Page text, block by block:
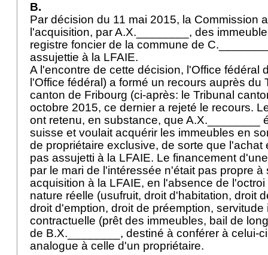
B.
Par décision du 11 mai 2015, la Commission
l'acquisition, par A.X.________, des
registre foncier de la commune de
assujettie à la LFAIE.
A l'encontre de cette décision, l'Office fédéral
l'Office fédéral) a formé un recours auprès du
canton de Fribourg (ci-après: le Tribunal
octobre 2015, ce dernier a rejeté le recours.
ont retenu, en substance, que A.X.________
suisse et voulait acquérir les immeubles en
de propriétaire exclusive, de sorte que l'achat
pas assujetti à la LFAIE. Le financement
par le mari de l'intéressée n'était pas propre à
acquisition à la LFAIE, en l'absence de
nature réelle (usufruit, droit d'habitation, droit
droit d'emption, droit de préemption, servitude
contractuelle (prêt des immeubles, bail de
de B.X.________, destiné à conférer à celui-
analogue à celle d'un propriétaire.